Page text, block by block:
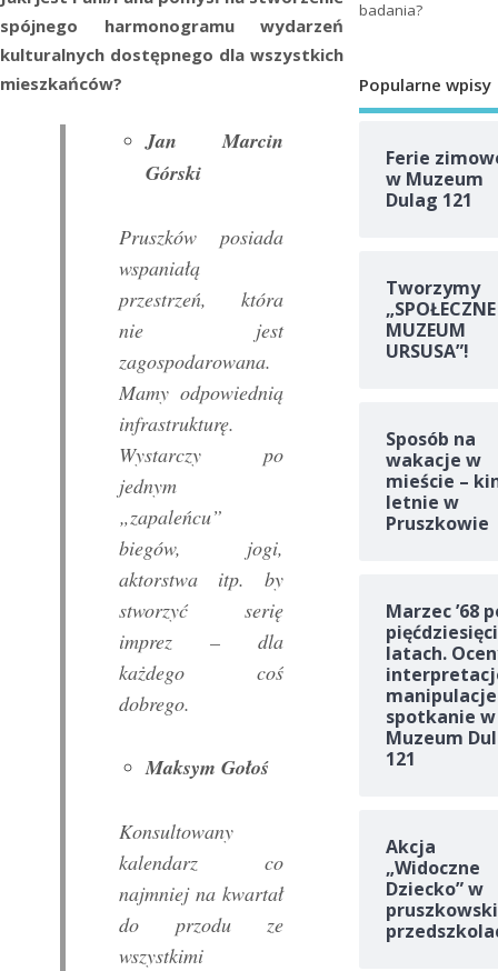
spójnego harmonogramu wydarzeń
kulturalnych dostępnego dla wszystkich
mieszkańców?
Jan Marcin
Górski
Pruszków posiada
wspaniałą
przestrzeń, która
nie jest
zagospodarowana.
Mamy odpowiednią
infrastrukturę.
Wystarczy po
jednym
„zapaleńcu”
biegów, jogi,
aktorstwa itp. by
stworzyć serię
imprez – dla
każdego coś
dobrego.
Maksym Gołoś
Konsultowany
kalendarz co
najmniej na kwartał
do przodu ze
wszystkimi
badania?
Popularne wpisy
Ferie
w Muzeum
Dulag 121
Tworzymy
„SPOŁECZNE
MUZEUM
URSUSA”!
Sposób na
wakacje w
mieście –
letnie w
Pruszkowie
Marzec ’68
latach.
spotkanie w
Muzeum
121
Akcja
„Widoczne
Dziecko” w